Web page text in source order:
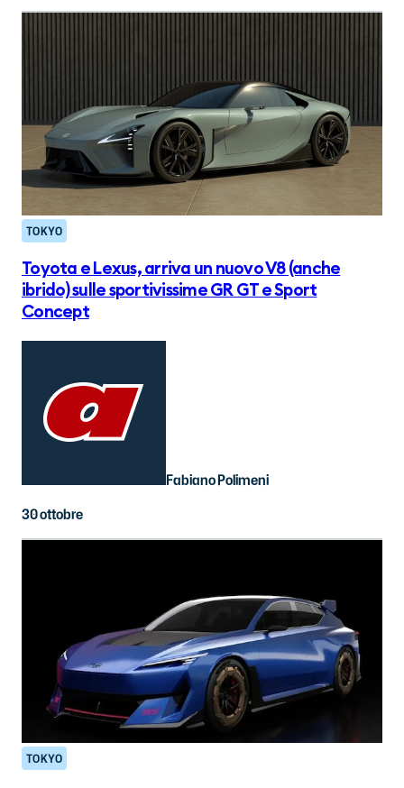
TOKYO
Toyota e Lexus, arriva un nuovo V8 (anche
ibrido) sulle sportivissime GR GT e Sport
Concept
Fabiano Polimeni
30 ottobre
TOKYO